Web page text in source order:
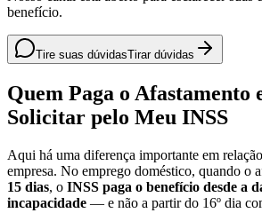
benefício.
Tire suas dúvidasTirar dúvidas
Quem Paga o Afastamento
Solicitar pelo Meu INSS
Aqui há uma diferença importante em
empresa. No emprego doméstico, quando o
15 dias, o INSS paga o benefício desde a
incapacidade — e não a partir do 16º dia